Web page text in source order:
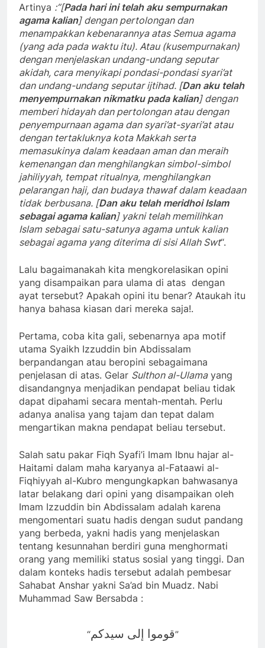
Artinya :”[Pada hari ini telah aku sempurnakan
agama kalian] dengan pertolongan dan
menampakkan kebenarannya atas Semua agama
(yang ada pada waktu itu). Atau (kusempurnakan)
dengan menjelaskan undang-undang seputar
akidah, cara menyikapi pondasi-pondasi syari’at
dan undang-undang seputar ijtihad. [Dan aku telah
menyempurnakan nikmatku pada kalian] dengan
memberi hidayah dan pertolongan atau dengan
penyempurnaan agama dan syari’at-syari’at atau
dengan tertakluknya kota Makkah serta
memasukinya dalam keadaan aman dan meraih
kemenangan dan menghilangkan simbol-simbol
jahiliyyah, tempat ritualnya, menghilangkan
pelarangan haji, dan budaya thawaf dalam keadaan
tidak berbusana. [Dan aku telah meridhoi Islam
sebagai agama kalian] yakni telah memilihkan
Islam sebagai satu-satunya agama untuk kalian
sebagai agama yang diterima di sisi Allah Swt“.
Lalu bagaimanakah kita mengkorelasikan opini
yang disampaikan para ulama di atas dengan
ayat tersebut? Apakah opini itu benar? Ataukah itu
hanya bahasa kiasan dari mereka saja!.
Pertama, coba kita gali, sebenarnya apa motif
utama Syaikh Izzuddin bin Abdissalam
berpandangan atau beropini sebagaimana
penjelasan di atas. Gelar Sulthon al-Ulamayang
disandangnya menjadikan pendapat beliau tidak
dapat dipahami secara mentah-mentah. Perlu
adanya analisa yang tajam dan tepat dalam
mengartikan makna pendapat beliau tersebut.
Salah satu pakar Fiqh Syafi’i Imam Ibnu hajar al-
Haitami dalam maha karyanya al-Fataawi al-
Fiqhiyyah al-Kubro mengungkapkan bahwasanya
latar belakang dari opini yang disampaikan oleh
Imam Izzuddin bin Abdissalam adalah karena
mengomentari suatu hadis dengan sudut pandang
yang berbeda, yakni hadis yang menjelaskan
tentang kesunnahan berdiri guna menghormati
orang yang memiliki status sosial yang tinggi. Dan
dalam konteks hadis tersebut adalah pembesar
Sahabat Anshar yakni Sa’ad bin Muadz. Nabi
Muhammad Saw Bersabda :
“قوموا إلى سيدكم”